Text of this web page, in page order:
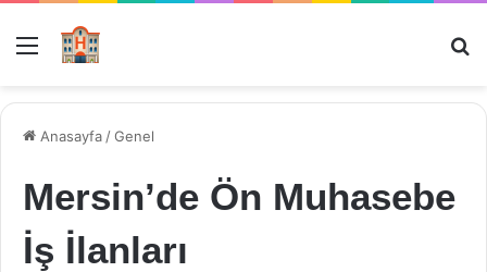
Menü
Anasayfa /Genel
Mersin’de Ön Muhasebe
İş İlanları